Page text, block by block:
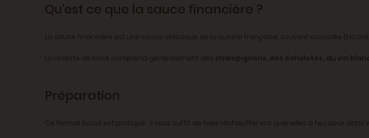
Qu'est ce que la sauce financière ?
La sauce financière est une sauce classique de la cuisine française, souvent associée à la
La recette de base comprend généralement des champignons, des échalotes, du vin
Préparation
Ce format bocal est pratique : il vous suffit de faire réchauffer vos quenelles à feu doux dans